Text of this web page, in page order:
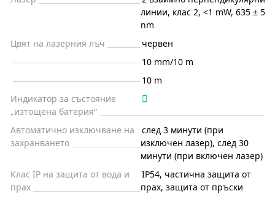
линии, клас 2, <1 mW, 635 ± 5
nm
Цвят на лазерния лъч
червен
10 mm/10 m
10 m
Индикатор за състояние
„изтощена батерия“
Автоматично изключване на
захранването
след 3 минути (при
изключен лазер), след 30
минути (при включен лазер)
Клас IP на защита от вода и
прах
IP54, частична защита от
прах, защита от пръски